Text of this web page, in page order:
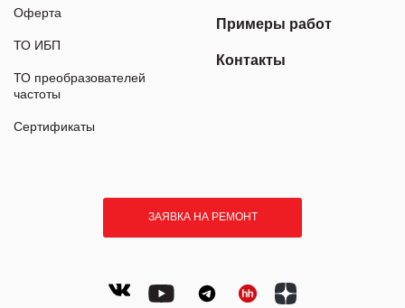
Оферта
ТО ИБП
ТО преобразователей
частоты
Сертификаты
Примеры работ
Контакты
ЗАЯВКА НА РЕМОНТ